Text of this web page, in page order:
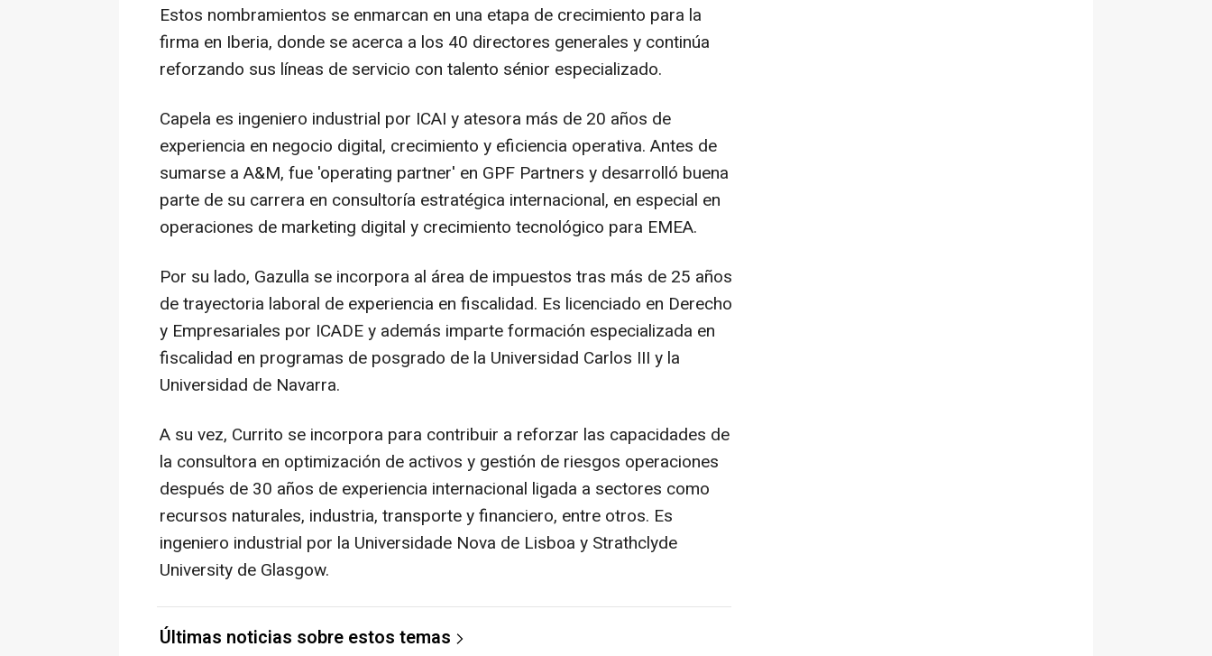
Estos nombramientos se enmarcan en una etapa de crecimiento para la
firma en Iberia, donde se acerca a los 40 directores generales y continúa
reforzando sus líneas de servicio con talento sénior especializado.
Capela es ingeniero industrial por ICAI y atesora más de 20 años de
experiencia en negocio digital, crecimiento y eficiencia operativa. Antes de
sumarse a A&M, fue 'operating partner' en GPF Partners y desarrolló buena
parte de su carrera en consultoría estratégica internacional, en especial en
operaciones de marketing digital y crecimiento tecnológico para EMEA.
Por su lado, Gazulla se incorpora al área de impuestos tras más de 25 años
de trayectoria laboral de experiencia en fiscalidad. Es licenciado en Derecho
y Empresariales por ICADE y además imparte formación especializada en
fiscalidad en programas de posgrado de la Universidad Carlos III y la
Universidad de Navarra.
A su vez, Currito se incorpora para contribuir a reforzar las capacidades de
la consultora en optimización de activos y gestión de riesgos operaciones
después de 30 años de experiencia internacional ligada a sectores como
recursos naturales, industria, transporte y financiero, entre otros. Es
ingeniero industrial por la Universidade Nova de Lisboa y Strathclyde
University de Glasgow.
Últimas noticias sobre estos temas